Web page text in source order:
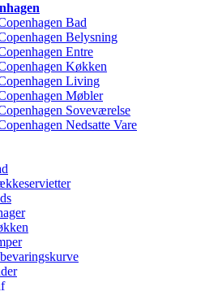
Bad
Belysning
Entre
Køkken
Living
Møbler
Soveværelse
Nedsatte Vare